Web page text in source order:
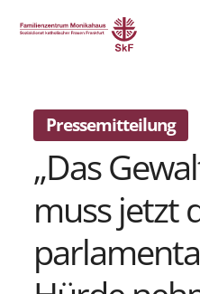
Pressemitteilung:
„Das
muss jetzt